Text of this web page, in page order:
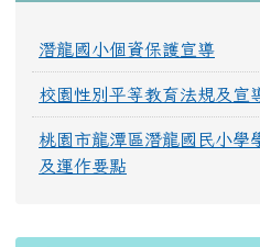
潛龍國小個資保護宣導
校園性別平等教育法規及宣
桃園市龍潭區潛龍國民小學
及運作要點